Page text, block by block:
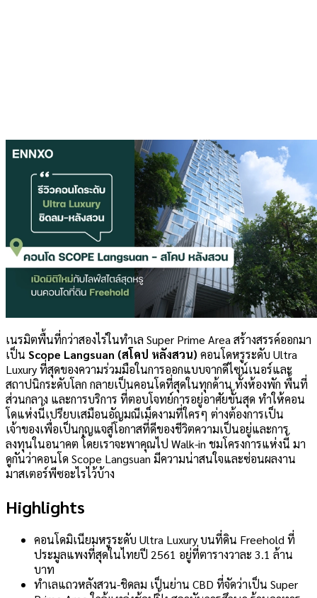
เนรมิตพื้นที่กว่าสองไร่ในทำเล Super Prime Area สร้างสรรค์ออกมา
เป็น Scope Langsuan (สโคป หลังสวน) คอนโดหรูระดับ Ultra
Luxury ที่สุดของความร่วมมือในการออกแบบจากดีไซน์เนอร์และ
สถาปนิกระดับโลก กลายเป็นคอนโดที่สุดในทุกด้าน ทั้งห้องพัก พื้นที่
ส่วนกลาง และการบริการ ที่ตอบโจทย์การอยู่อาศัยขั้นสุด ทำให้คอน
โดแห่งนี้เปรียบเสมือนอัญมณีเม็ดงามที่ใครๆ ต่างต้องการเป็น
เจ้าของเพื่อเป็นกุญแจสู่โอกาสที่ดีของชีวิตความเป็นอยู่และการ
ลงทุนในอนาคต โดยเราจะพาคุณไป Walk-in ชมโครงการแห่งนี้ มา
ดูกันว่าคอนโด Scope Langsuan มีความน่าสนใจและซ่อนผลงาน
มาสเตอร์พีซอะไรไว้บ้าง
Highlights
คอนโดมิเนียมหรูระดับ Ultra Luxury บนที่ดิน Freehold ที่
ประมูลแพงที่สุดในไทยปี 2561 อยู่ที่ตารางวาละ 3.1 ล้าน
บาท
ทำเลแถวหลังสวน-ชิดลม เป็นย่าน CBD ที่จัดว่าเป็น Super